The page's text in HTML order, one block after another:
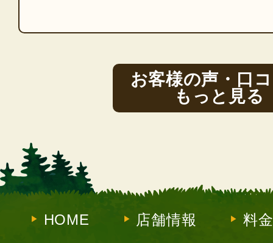
お客様の声・口
もっと見る
HOME 店舗情報 料